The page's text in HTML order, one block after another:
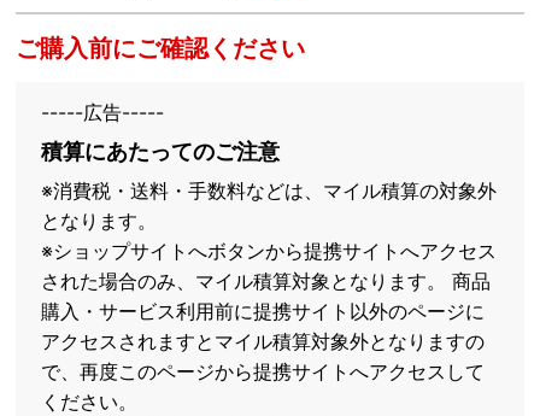
ご購入前にご確認ください
-----広告-----
積算にあたってのご注意
※消費税・送料・手数料などは、マイル積算の対象外
となります。
※ショップサイトへボタンから提携サイトへアクセス
された場合のみ、マイル積算対象となります。 商品
購入・サービス利用前に提携サイト以外のページに
アクセスされますとマイル積算対象外となりますの
で、再度このページから提携サイトへアクセスして
ください。